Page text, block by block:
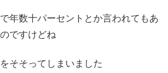
年数十パーセントとか言われてもあ
ですけどね
そそってしまいました